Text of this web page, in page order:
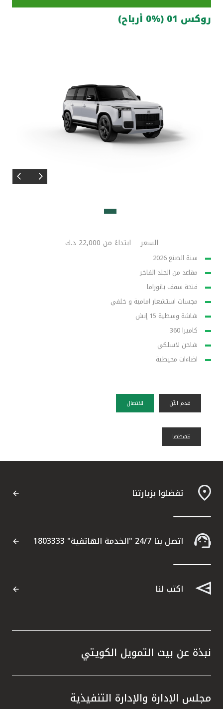
مواقع الفروع وأجهزة الصرف الآلي
مصر
روكس 01 (%0 أرباح)
السعر ابتداءً من 22,000 د.ك
سنة الصنع 2026
مقاعد من الجلد الفاخر
فتحة سقف بانوراما
مجسات استشعار امامية و خلفي
شاشة وسطية 15 إنش
كاميرا 360
شاحن لاسلكي
اضاءات محيطية
قدم الآن للاتصال
قسًطها
تفضلوا بزيارتنا
اتصل بنا 24/7 "الخدمة الهاتفية" 1803333
اكتب لنا
نبذة عن بيت التمويل الكويتي
مجلس الإدارة والإدارة التنفيذية